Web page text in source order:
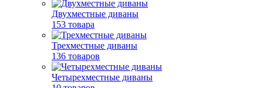
Двухместные диваны
153 товара
Трехместные диваны
136 товаров
Четырехместные диваны